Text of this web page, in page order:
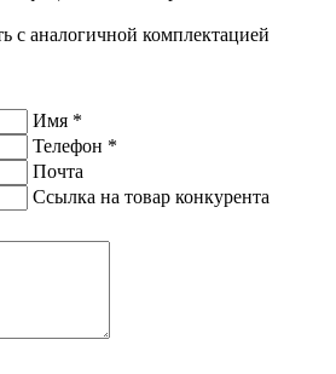
с аналогичной комплектацией
Имя *
Телефон *
Почта
Ссылка на товар конкурента